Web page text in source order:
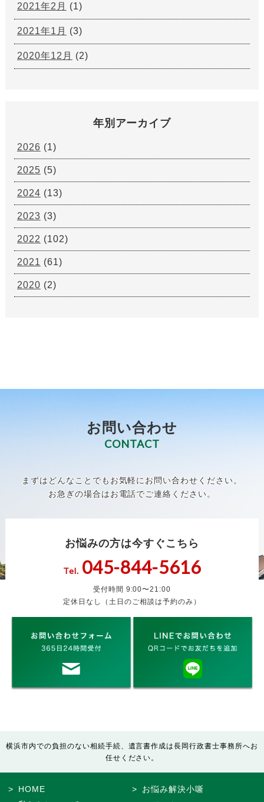
2021年2月 (1)
2021年1月 (3)
2020年12月 (2)
年別アーカイブ
2026 (1)
2025 (5)
2024 (13)
2023 (3)
2022 (102)
2021 (61)
2020 (2)
お問い合わせ
CONTACT
まずはどんなことでもお気軽にお問い合わせください。
お急ぎの場合はお電話でご連絡ください。
お悩みの方は今すぐこちら
Tel. 045-844-5616
受付時間 9:00〜21:00
定休日なし（土日のご相談は予約のみ）
横浜市内での負担のない相続手続、遺言書作成は長岡行政書士事務所へお
任せください。
HOME
お悩み解決小噺